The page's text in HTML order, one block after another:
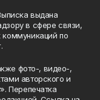
выдана
в сфере связи,
по
фото-, видео-,
авторского и
Перепечатка